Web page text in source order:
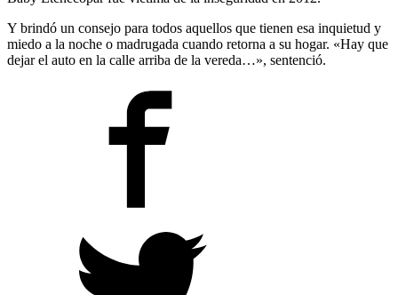
Y brindó un consejo para todos aquellos que tienen esa inquietud y
miedo a la noche o madrugada cuando retorna a su hogar. «Hay que
dejar el auto en la calle arriba de la vereda…», sentenció.